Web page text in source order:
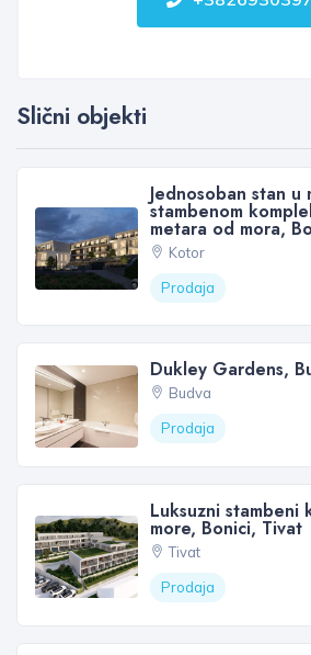
Slični objekti
Jednosoban stan u
stambenom
metara od mora,
Kotor
Prodaja
Dukley Gardens,
Budva
Prodaja
Luksuzni stambeni
more, Bonici, Tivat
Tivat
Prodaja